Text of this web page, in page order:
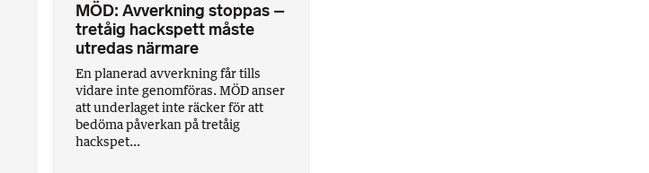
MÖD: Avverkning stoppas –
tretåig hackspett måste
utredas närmare
En planerad avverkning får tills
vidare inte genomföras. MÖD anser
att underlaget inte räcker för att
bedöma påverkan på tretåig
hackspet...